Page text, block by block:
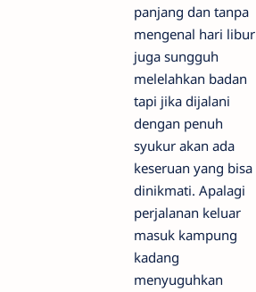
panjang dan tanpa
mengenal hari libur
juga sungguh
melelahkan badan
tapi jika dijalani
dengan penuh
syukur akan ada
keseruan yang bisa
dinikmati. Apalagi
perjalanan keluar
masuk kampung
kadang
menyuguhkan